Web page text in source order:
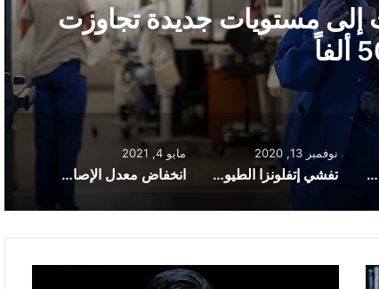
في المملكة المتحدة يؤدي إلى
جديدة على المزارع
قلق بالغ مع ارتفاع الحالات إلى مستويات جديدة تجاوزت 50 ألفاً
نوفمبر 13, 2020
تفشي إتفلونزا الطيور في المملكة المتحدة يؤدي إلى فرض قيود جديدة على المزارع
مايو 4, 2021
انخفاض معدل الإصابة بكورونا بنسبة 98% في لندن منذ ذروة الموجة الثانية